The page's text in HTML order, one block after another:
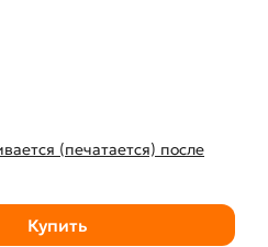
(печатается) после
Купить